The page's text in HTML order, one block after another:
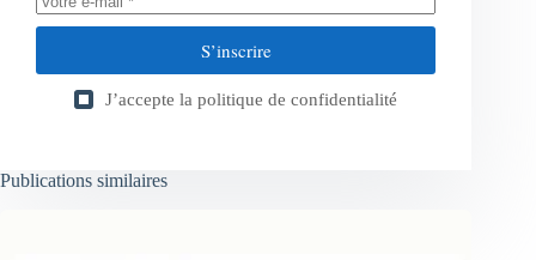
S’inscrire
J’accepte la politique de confidentialité
Publications similaires